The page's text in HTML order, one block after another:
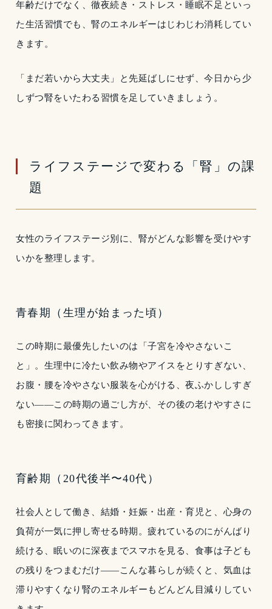
年齢だけでなく、徹夜続き・ストレス・睡眠不足といっ
た生活習慣でも、腎のエネルギーはじわじわ消耗してい
きます。
「まだ若いから大丈夫」と先延ばしにせず、今日から少
しずつ腎をいたわる習慣を足していきましょう。
ライフステージで変わる「腎」の課
題
女性のライフステージ別に、腎がどんな影響を受けやす
いかを整理します。
青春期（生理が始まった頃）
この時期に最優先したいのは「子宮を冷やさないこ
と」。生理中に冷たい飲み物やアイスをとりすぎない、
お腹・腰を冷やさない服装を心がける、夜ふかししすぎ
ない——この時期の過ごし方が、その後の老けやすさに
も密接に関わってきます。
育齢期（20代後半〜40代）
社会人として働き、結婚・妊娠・出産・育児と、心身の
負荷が一気に押し寄せる時期。疲れているのにがんばり
続ける、眠いのに深夜までスマホを見る、食事は子ども
の残りをつまむだけ——こんな暮らしが続くと、気血は
滞りやすくなり腎のエネルギーもどんどん目減りしてい